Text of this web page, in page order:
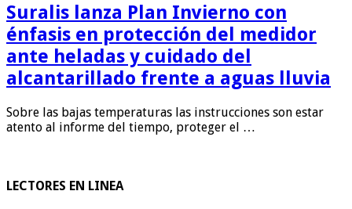
Suralis lanza Plan Invierno con
énfasis en protección del medidor
ante heladas y cuidado del
alcantarillado frente a aguas lluvia
Sobre las bajas temperaturas las instrucciones son estar
atento al informe del tiempo, proteger el …
LECTORES EN LINEA